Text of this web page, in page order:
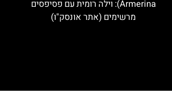
Armerina): וילה רומית עם פסיפסים
מרשימים (אתר אונסק"ו)